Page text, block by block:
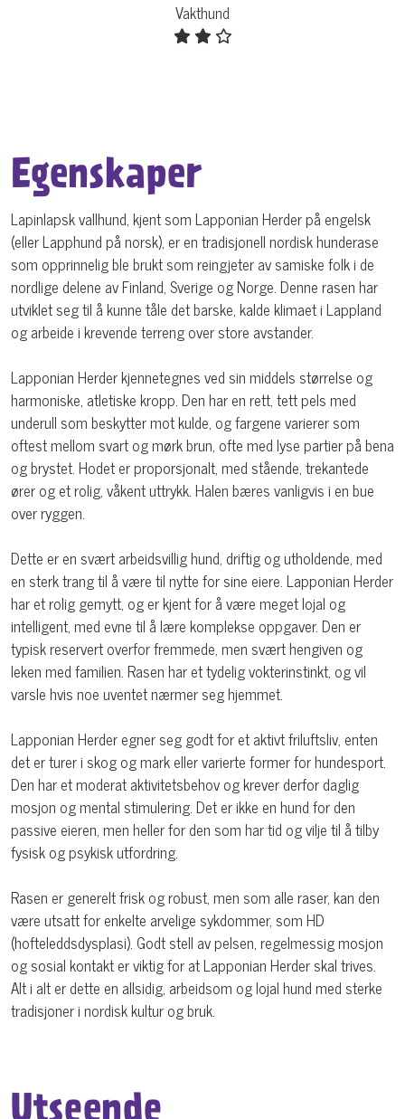
Vakthund
Egenskaper
Lapinlapsk vallhund, kjent som Lapponian Herder på engelsk
(eller Lapphund på norsk), er en tradisjonell nordisk hunderase
som opprinnelig ble brukt som reingjeter av samiske folk i de
nordlige delene av Finland, Sverige og Norge. Denne rasen har
utviklet seg til å kunne tåle det barske, kalde klimaet i Lappland
og arbeide i krevende terreng over store avstander.
Lapponian Herder kjennetegnes ved sin middels størrelse og
harmoniske, atletiske kropp. Den har en rett, tett pels med
underull som beskytter mot kulde, og fargene varierer som
oftest mellom svart og mørk brun, ofte med lyse partier på bena
og brystet. Hodet er proporsjonalt, med stående, trekantede
ører og et rolig, våkent uttrykk. Halen bæres vanligvis i en bue
over ryggen.
Dette er en svært arbeidsvillig hund, driftig og utholdende, med
en sterk trang til å være til nytte for sine eiere. Lapponian Herder
har et rolig gemytt, og er kjent for å være meget lojal og
intelligent, med evne til å lære komplekse oppgaver. Den er
typisk reservert overfor fremmede, men svært hengiven og
leken med familien. Rasen har et tydelig vokterinstinkt, og vil
varsle hvis noe uventet nærmer seg hjemmet.
Lapponian Herder egner seg godt for et aktivt friluftsliv, enten
det er turer i skog og mark eller varierte former for hundesport.
Den har et moderat aktivitetsbehov og krever derfor daglig
mosjon og mental stimulering. Det er ikke en hund for den
passive eieren, men heller for den som har tid og vilje til å tilby
fysisk og psykisk utfordring.
Rasen er generelt frisk og robust, men som alle raser, kan den
være utsatt for enkelte arvelige sykdommer, som HD
(hofteleddsdysplasi). Godt stell av pelsen, regelmessig mosjon
og sosial kontakt er viktig for at Lapponian Herder skal trives.
Alt i alt er dette en allsidig, arbeidsom og lojal hund med sterke
tradisjoner i nordisk kultur og bruk.